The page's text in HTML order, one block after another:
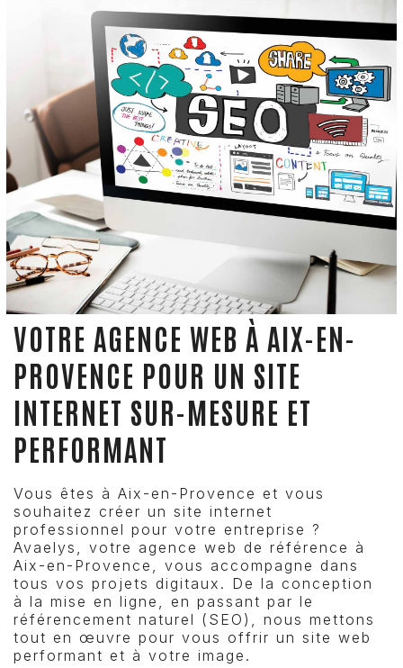
VOTRE AGENCE WEB À AIX-EN-
PROVENCE POUR UN SITE
INTERNET SUR-MESURE ET
PERFORMANT
Vous êtes à Aix-en-Provence et vous
souhaitez créer un site internet
professionnel pour votre entreprise ?
Avaelys, votre agence web de référence à
Aix-en-Provence, vous accompagne dans
tous vos projets digitaux. De la conception
à la mise en ligne, en passant par le
référencement naturel (SEO), nous mettons
tout en œuvre pour vous offrir un site web
performant et à votre image.